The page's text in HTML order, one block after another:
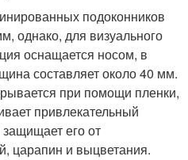
подоконников
однако, для визуального
оснащается носом, в
составляет около 40 мм.
при помощи пленки,
привлекательный
его от
царапин и выцветания.